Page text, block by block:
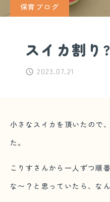
保育ブログ
スイカ割り?
2023.07.21
小さなスイカを頂いたので
た。
こりすさんから一人ずつ順
な〜？と思っていたら、な